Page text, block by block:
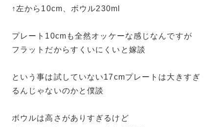
↑左から10cm、ボウル230ml
プレート10cmも全然オッケーな感じなんですが
フラットだからすくいにくいと嫁談
という事は試していない17cmプレートは大きすぎ
るんじゃないのかと僕談
ボウルは高さがありすぎるけど